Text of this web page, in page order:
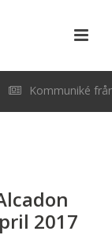
Kommuniké
29 april 2026
2017